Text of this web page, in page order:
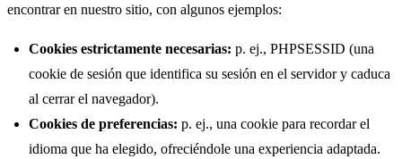
encontrar en nuestro sitio, con algunos ejemplos:
Cookies estrictamente necesarias: p. ej., PHPSESSID (una
cookie de sesión que identifica su sesión en el servidor y caduca
al cerrar el navegador).
Cookies de preferencias: p. ej., una cookie para recordar el
idioma que ha elegido, ofreciéndole una experiencia adaptada.